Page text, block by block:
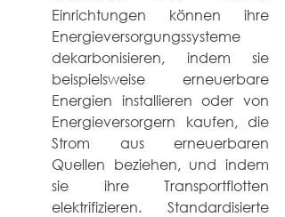
Einrichtungen können ihre
Energieversorgungssysteme
dekarbonisieren, indem sie
beispielsweise erneuerbare
Energien installieren oder von
Energieversorgern kaufen, die
Strom aus erneuerbaren
Quellen beziehen, und indem
sie ihre Transportflotten
elektrifizieren. Standardisierte